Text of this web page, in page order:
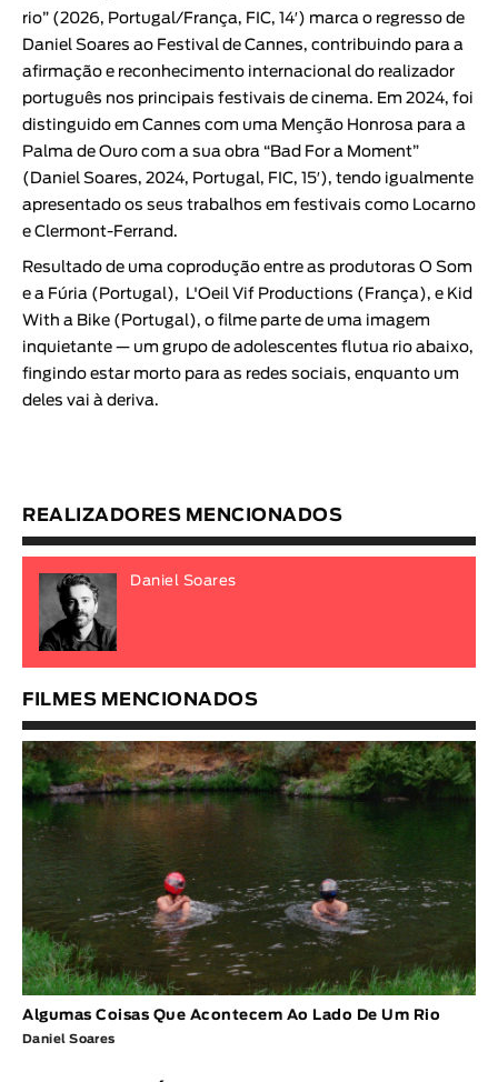
Ficção
Animação
Experimental
Documentário
rio” (2026, Portugal/França, FIC, 14′) marca o regresso de
Daniel Soares ao Festival de Cannes, contribuindo para a
afirmação e reconhecimento internacional do realizador
português nos principais festivais de cinema. Em 2024, foi
distinguido em Cannes com uma Menção Honrosa para a
Palma de Ouro com a sua obra “Bad For a Moment”
( Daniel Soares, 2024, Portugal, FIC, 15′), tendo igualmente
apresentado os seus trabalhos em festivais como Locarno
e Clermont-Ferrand.
Resultado de uma coprodução entre as produtoras O Som
e a Fúria (Portugal), L'Oeil Vif Productions (França), e Kid
With a Bike (Portugal), o filme parte de uma imagem
inquietante — um grupo de adolescentes flutua rio abaixo,
fingindo estar morto para as redes sociais, enquanto um
deles vai à deriva.
REALIZADORES MENCIONADOS
Daniel Soares
FILMES MENCIONADOS
Algumas Coisas Que Acontecem Ao Lado De Um Rio
Daniel Soares